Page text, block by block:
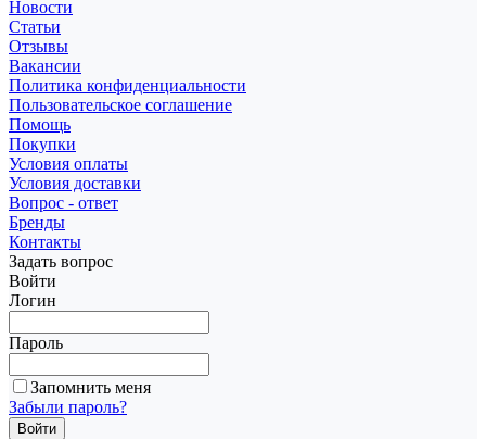
Новости
Статьи
Отзывы
Вакансии
Политика конфиденциальности
Пользовательское соглашение
Помощь
Покупки
Условия оплаты
Условия доставки
Вопрос - ответ
Бренды
Контакты
Задать вопрос
Войти
Логин
Пароль
Запомнить меня
Забыли пароль?